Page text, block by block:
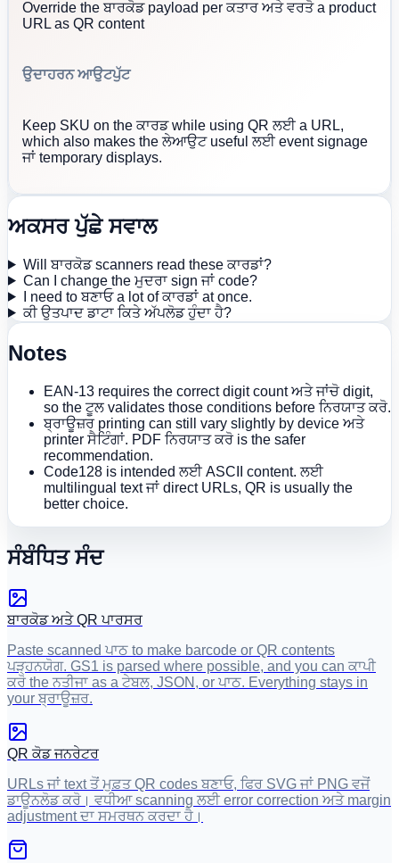
Override the ਬਾਰਕੋਡ payload per ਕਤਾਰ ਅਤੇ ਵਰਤੋ a product
URL as QR content
ਉਦਾਹਰਨ ਆਉਟਪੁੱਟ
Keep SKU on the ਕਾਰਡ while using QR ਲਈ a URL,
which also makes the ਲੇਆਉਟ useful ਲਈ event signage
ਜਾਂ temporary displays.
ਅਕਸਰ ਪੁੱਛੇ ਸਵਾਲ
Will ਬਾਰਕੋਡ scanners read these ਕਾਰਡਾਂ?
Can I change the ਮੁਦਰਾ sign ਜਾਂ code?
I need to ਬਣਾਓ a lot of ਕਾਰਡਾਂ at once.
ਕੀ ਉਤਪਾਦ ਡਾਟਾ ਕਿਤੇ ਅੱਪਲੋਡ ਹੁੰਦਾ ਹੈ?
Notes
EAN-13 requires the correct digit count ਅਤੇ ਜਾਂਚੋ digit,
so the ਟੂਲ validates those conditions before ਨਿਰਯਾਤ ਕਰੋ.
ਬ੍ਰਾਊਜ਼ਰ printing can still vary slightly by device ਅਤੇ
printer ਸੈਟਿੰਗਾਂ. PDF ਨਿਰਯਾਤ ਕਰੋ is the safer
recommendation.
Code128 is intended ਲਈ ASCII content. ਲਈ
multilingual text ਜਾਂ direct URLs, QR is usually the
better choice.
ਸੰਬੰਧਿਤ ਸੰਦ
ਬਾਰਕੋਡ ਅਤੇ QR ਪਾਰਸਰ
Paste scanned ਪਾਠ to make barcode or QR contents
ਪੜ੍ਹਨਯੋਗ. GS1 is parsed where possible, and you can ਕਾਪੀ
ਕਰੋ the ਨਤੀਜਾ as a ਟੇਬਲ, JSON, or ਪਾਠ. Everything stays in
your ਬ੍ਰਾਊਜ਼ਰ.
QR ਕੋਡ ਜਨਰੇਟਰ
URLs ਜਾਂ text ਤੋਂ ਮੁਫ਼ਤ QR codes ਬਣਾਓ, ਫਿਰ SVG ਜਾਂ PNG ਵਜੋਂ
ਡਾਊਨਲੋਡ ਕਰੋ। ਵਧੀਆ scanning ਲਈ error correction ਅਤੇ margin
adjustment ਦਾ ਸਮਰਥਨ ਕਰਦਾ ਹੈ।